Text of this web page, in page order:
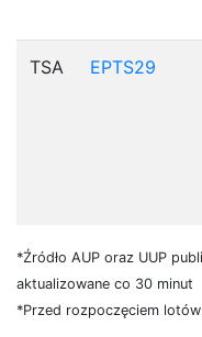
TSA EPTS29
*Źródło AUP oraz UUP
aktualizowane co 30 minut
*Przed rozpoczęciem